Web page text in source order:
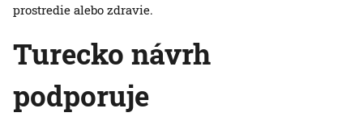
prostredie alebo zdravie.
Turecko návrh
podporuje